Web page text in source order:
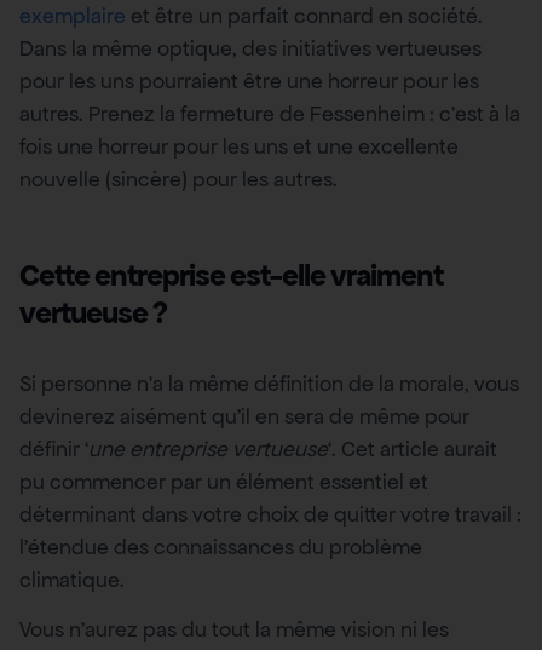
exemplaire et être un parfait connard en société.
Dans la même optique, des initiatives vertueuses
pour les uns pourraient être une horreur pour les
autres. Prenez la fermeture de Fessenheim : c’est à la
fois une horreur pour les uns et une excellente
nouvelle (sincère) pour les autres.
Cette entreprise est-elle vraiment
vertueuse ?
Si personne n’a la même définition de la morale, vous
devinerez aisément qu’il en sera de même pour
définir ‘une entreprise vertueuse‘. Cet article aurait
pu commencer par un élément essentiel et
déterminant dans votre choix de quitter votre travail :
l’étendue des connaissances du problème
climatique.
Vous n’aurez pas du tout la même vision ni les